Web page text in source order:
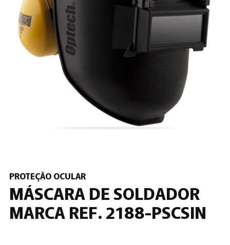
PROTEÇÃO OCULAR
MÁSCARA DE SOLDADOR
MARCA REF. 2188-PSCSIN